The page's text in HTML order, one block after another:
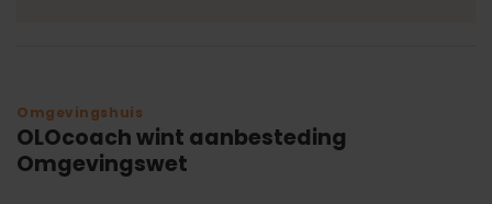
Omgevingshuis
OLOcoach wint aanbesteding
Omgevingswet